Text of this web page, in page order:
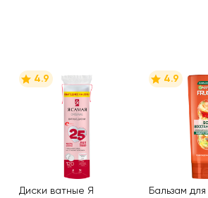
4.9
Диски ватные Я
4.9
Бальзам для